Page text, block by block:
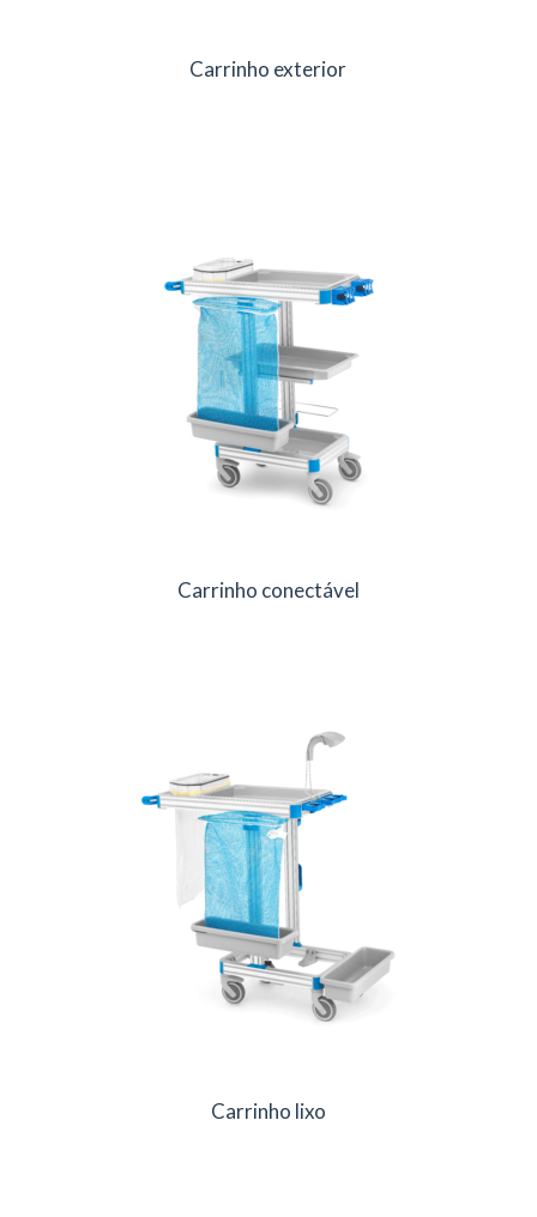
Carrinho exterior
Carrinho conectável
Carrinho lixo